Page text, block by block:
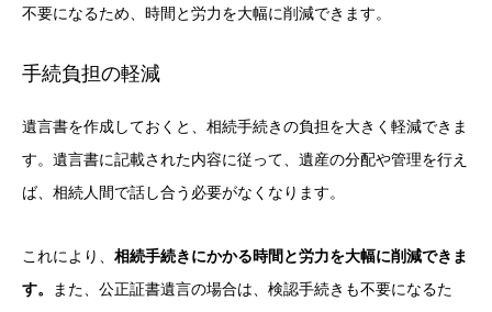
不要になるため、時間と労力を大幅に削減できます。
手続負担の軽減
遺言書を作成しておくと、相続手続きの負担を大きく軽減できま
す。遺言書に記載された内容に従って、遺産の分配や管理を行え
ば、相続人間で話し合う必要がなくなります。
これにより、 相続手続きにかかる時間と労力を大幅に削減できま
す。
また、公正証書遺言の場合は、検認手続きも不要になるた